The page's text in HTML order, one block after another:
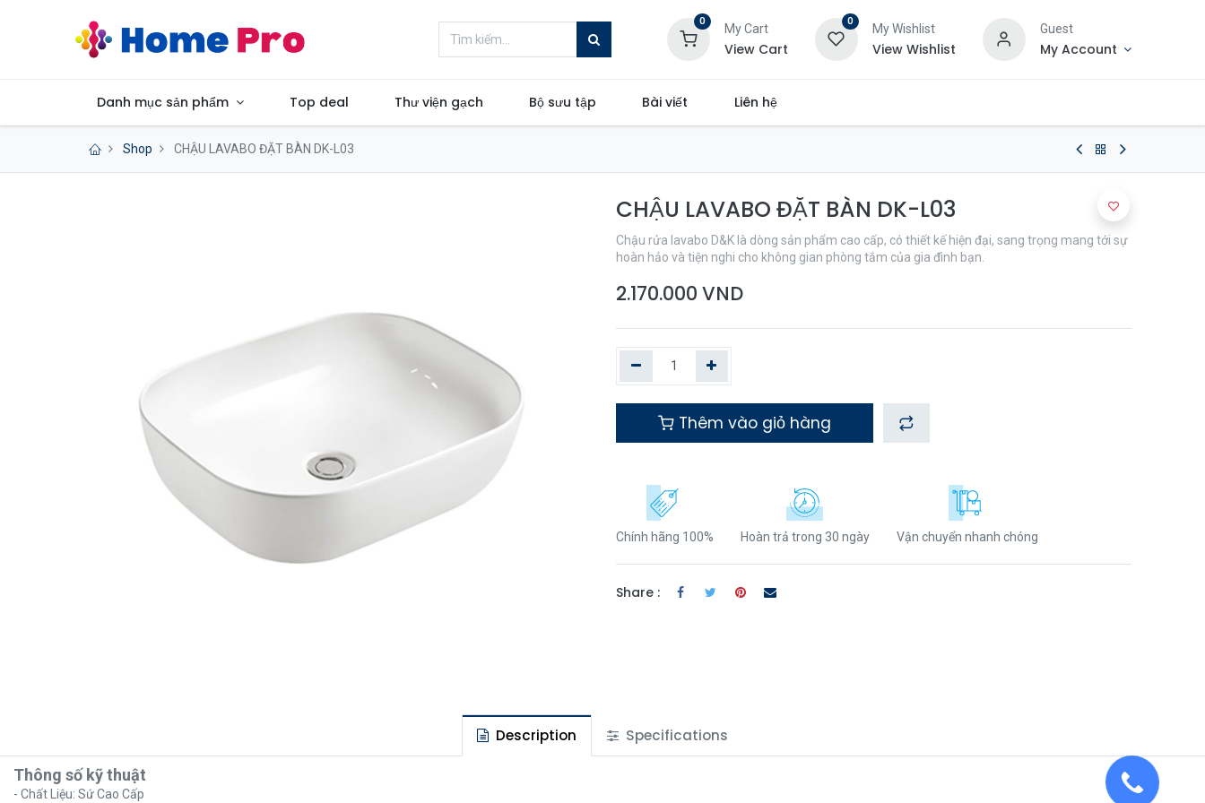
0
My Cart
View Cart
0
My Wishlist
View Wishlist
Guest
My Account
Danh mục sản phẩm Top deal Thư viện gạch Bộ sưu tập Bài viết Liên hệ
Shop CHẬU LAVABO ĐẶT BÀN DK-L03
CHẬU LAVABO ĐẶT BÀN DK-L03
Chậu rửa lavabo D&K là dòng sản phẩm cao cấp, có thiết kế hiện đại, sang trọng mang tới sự
hoàn hảo và tiện nghi cho không gian phòng tắm của gia đình bạn.
2.170.000 VND
Thêm vào giỏ hàng
Chính hãng 100% Hoàn trả trong 30 ngày Vận chuyển nhanh chóng
Share :
Description Specifications
Thông số kỹ thuật
- Chất Liệu: Sứ Cao Cấp